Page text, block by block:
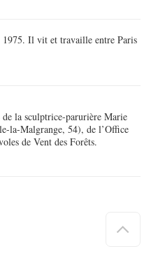
1975. Il vit et travaille entre Paris
la sculptrice-parurière Marie
la-Malgrange, 54), de l’Office
de Vent des Forêts.
de